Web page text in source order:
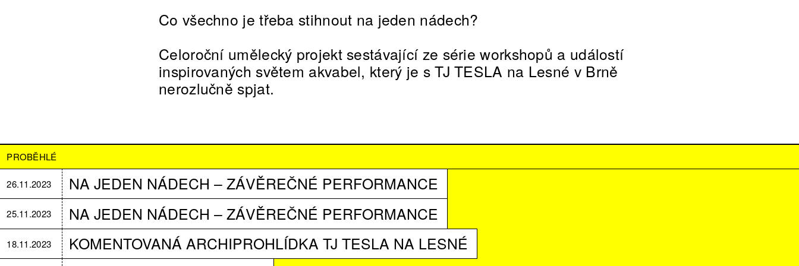
Co všechno je třeba stihnout na jeden nádech?
Celoroční umělecký projekt sestávající ze série workshopů a událostí
inspirovaných světem akvabel, který je s TJ TESLA na Lesné v Brně
nerozlučně spjat.
PROBĚHLÉ
26.11.2023 NA JEDEN NÁDECH – ZÁVĚREČNÉ PERFORMANCE
25.11.2023 NA JEDEN NÁDECH – ZÁVĚREČNÉ PERFORMANCE
18.11.2023
KOMENTOVANÁ ARCHIPROHLÍDKA TJ TESLA NA LESNÉ